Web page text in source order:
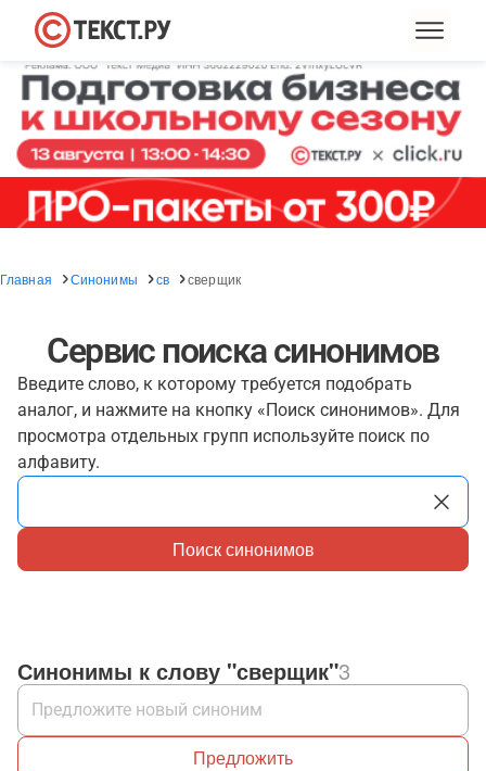
Главная Синонимы св сверщик
Сервис поиска синонимов
Введите слово, к которому требуется подобрать
аналог, и нажмите на кнопку «Поиск синонимов». Для
просмотра отдельных групп используйте поиск по
алфавиту.
Поиск синонимов
Синонимы к слову "сверщик"3
Предложить